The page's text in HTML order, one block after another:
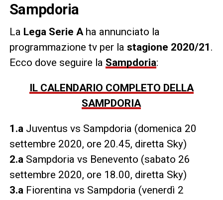
Sampdoria
La Lega Serie A ha annunciato la
programmazione tv per la stagione 2020/21 .
Ecco dove seguire la Sampdoria:
IL CALENDARIO COMPLETO DELLA
SAMPDORIA
1.a Juventus vs Sampdoria (domenica 20
settembre 2020, ore 20.45, diretta Sky)
2.a Sampdoria vs Benevento (sabato 26
settembre 2020, ore 18.00, diretta Sky)
3.a Fiorentina vs Sampdoria (venerdì 2